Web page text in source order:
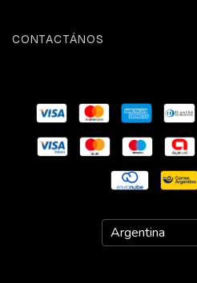
CONTACTÁNOS